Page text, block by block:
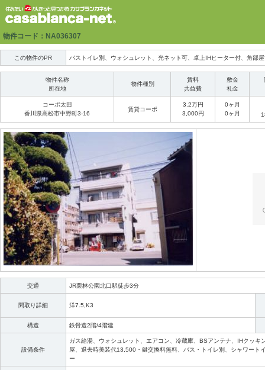
物件コード：NA036307
この物件のPR バストイレ別、ウォシュレット、光ネット可、卓上IHヒーター付、角部
物件名称
所在地
物件種別
賃料
共益費
敷金
礼金
コーポ太田
香川県高松市中野町3-16
賃貸コーポ
3.2万円
3,000円
0ヶ月
0ヶ月
交通 JR栗林公園北口駅徒歩3分
間取り詳細 洋7.5,K3
構造 鉄骨造2階/4階建
設備条件
ガス給湯、ウォシュレット、エアコン、冷蔵庫、BSアンテナ、IHクッキ
屋、退去時美装代13,500・鍵交換料無料、バス・トイレ別、シャワート
ー